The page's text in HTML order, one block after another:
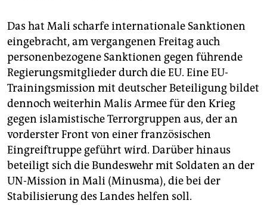
Das hat Mali scharfe internationale Sanktionen
eingebracht, am vergangenen Freitag auch
personenbezogene Sanktionen gegen führende
Regierungsmitglieder durch die EU. Eine EU-
Trainingsmission mit deutscher Beteiligung bildet
dennoch weiterhin Malis Armee für den Krieg
gegen islamistische Terrorgruppen aus, der an
vorderster Front von einer französischen
Eingreiftruppe geführt wird. Darüber hinaus
beteiligt sich die Bundeswehr mit Soldaten an der
UN-Mission in Mali (Minusma), die bei der
Stabilisierung des Landes helfen soll.